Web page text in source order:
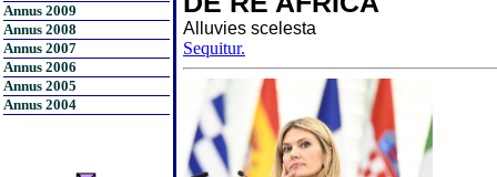
Annus 2009
Annus 2008
Annus 2007
Annus 2006
Annus 2005
Annus 2004
Alluvies scelesta
Sequitur.